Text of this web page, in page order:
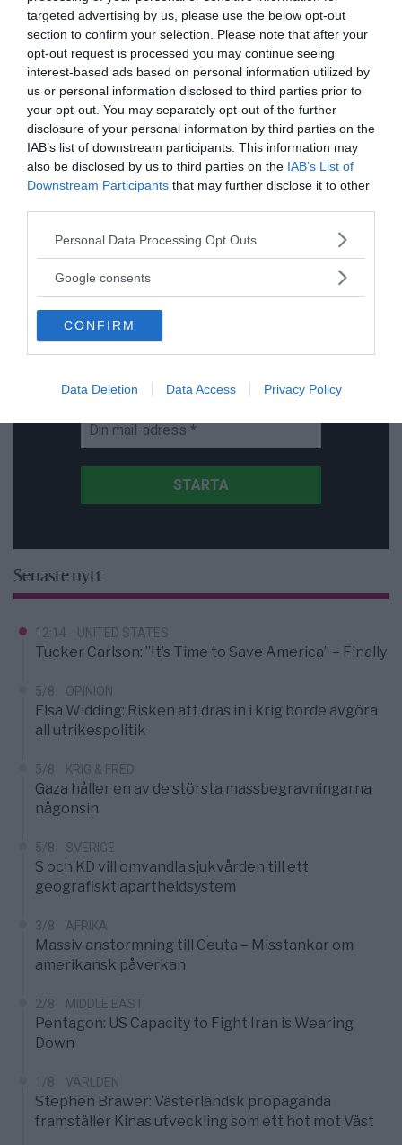
targeted advertising by us, please use the below opt-out
section to confirm your selection. Please note that after your
opt-out request is processed you may continue seeing
interest-based ads based on personal information utilized by
us or personal information disclosed to third parties prior to
your opt-out. You may separately opt-out of the further
disclosure of your personal information by third parties on the
IAB’s list of downstream participants. This information may
also be disclosed by us to third parties on the IAB’s List of
Downstream Participants that may further disclose it to other
Please note that this website/app uses one or more Google
not limited to your visit or usage behaviour. You may click to
use your data for below specified purposes in below Google
consent section.
Personal Data Processing Opt Outs
Google consents
CONFIRM
Data Deletion Data Access Privacy Policy
nyheter@newsvoice.se
Ämnen: jens jendal nato sverige som proxyland
Prenumerera på vårt nyhetsbrev
Få NewsVoice nyhets-mail
Senaste nytt
12:14 UNITED STATES
Tucker Carlson: ”It’s Time to Save America” – Finally
5/8 OPINION
Elsa Widding: Risken att dras in i krig borde avgöra
all utrikespolitik
5/8 KRIG & FRED
Gaza håller en av de största massbegravningarna
någonsin
5/8 SVERIGE
S och KD vill omvandla sjukvården till ett
geografiskt apartheidsystem
3/8 AFRIKA
Massiv anstormning till Ceuta – Misstankar om
amerikansk påverkan
2/8 MIDDLE EAST
Pentagon: US Capacity to Fight Iran is Wearing
Down
1/8 VÄRLDEN
Stephen Brawer: Västerländsk propaganda
framställer Kinas utveckling som ett hot mot Väst